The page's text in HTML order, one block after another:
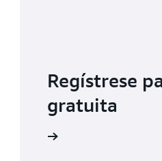
Regístrese
gratuita